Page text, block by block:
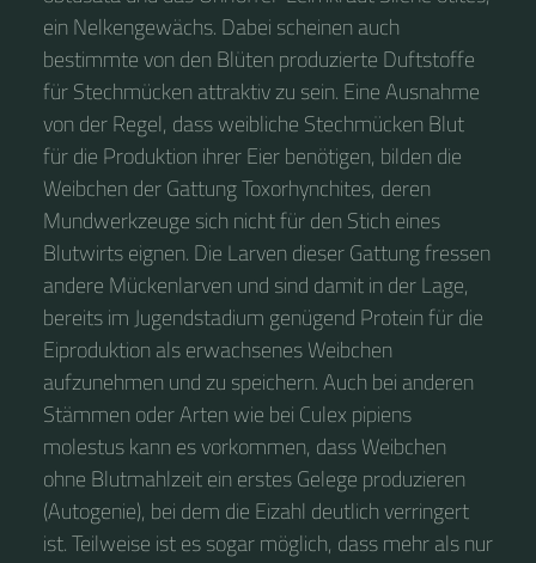
ein Nelkengewächs. Dabei scheinen auch
bestimmte von den Blüten produzierte Duftstoffe
für Stechmücken attraktiv zu sein. Eine Ausnahme
von der Regel, dass weibliche Stechmücken Blut
für die Produktion ihrer Eier benötigen, bilden die
Weibchen der Gattung Toxorhynchites, deren
Mundwerkzeuge sich nicht für den Stich eines
Blutwirts eignen. Die Larven dieser Gattung fressen
andere Mückenlarven und sind damit in der Lage,
bereits im Jugendstadium genügend Protein für die
Eiproduktion als erwachsenes Weibchen
aufzunehmen und zu speichern. Auch bei anderen
Stämmen oder Arten wie bei Culex pipiens
molestus kann es vorkommen, dass Weibchen
ohne Blutmahlzeit ein erstes Gelege produzieren
(Autogenie), bei dem die Eizahl deutlich verringert
ist. Teilweise ist es sogar möglich, dass mehr als nur